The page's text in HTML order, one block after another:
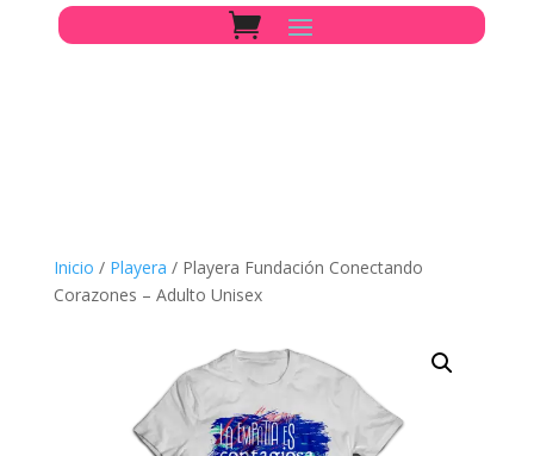
Inicio / Playera / Playera Fundación Conectando
Corazones – Adulto Unisex